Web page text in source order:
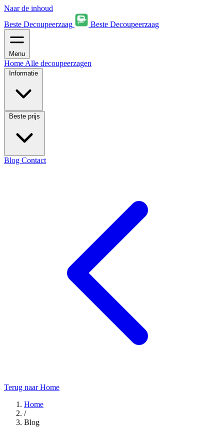
Naar de inhoud
Beste Decoupeerzaag
Beste Decoupeerzaag
Menu
Home Alle decoupeerzagen
Informatie
Beste prijs
Blog Contact
Terug naar Home
Home
/
Blog